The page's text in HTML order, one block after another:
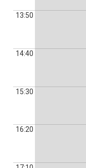
13:50
14:40
15:30
16:20